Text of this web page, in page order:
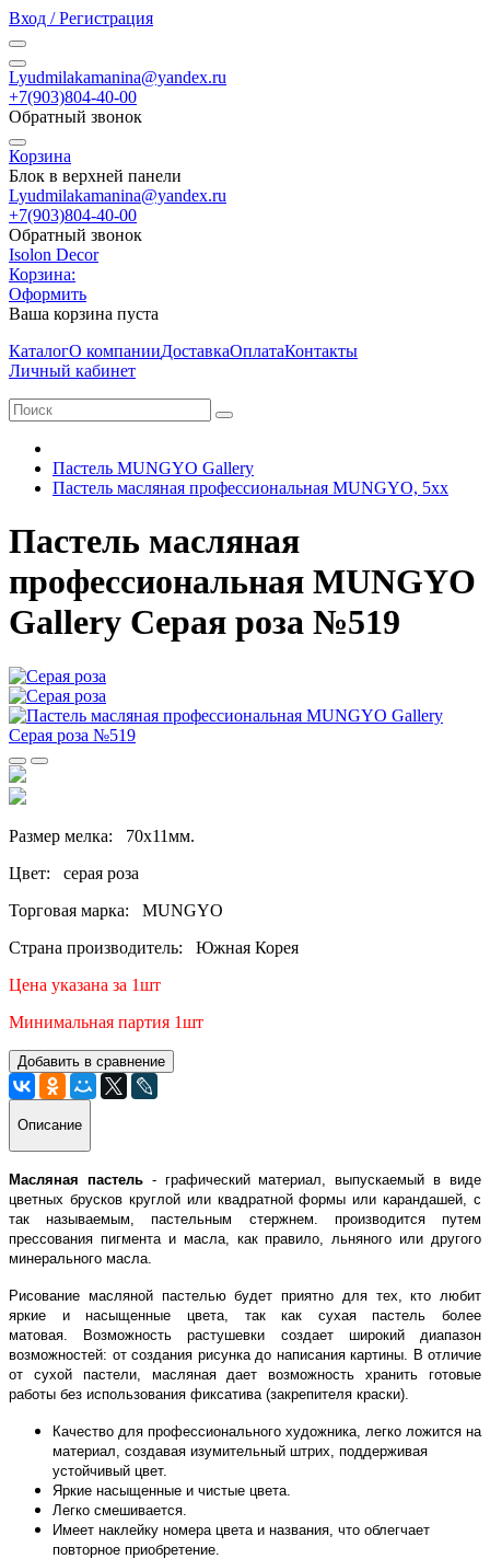
Вход / Регистрация
Lyudmilakamanina@yandex.ru
+7(903)804-40-00
Обратный звонок
Корзина
Блок в верхней панели
Lyudmilakamanina@yandex.ru
+7(903)804-40-00
Обратный звонок
Isolon Decor
Корзина:
Оформить
Ваша корзина пуста
КаталогО компанииДоставкаОплатаКонтакты
Личный кабинет
Пастель MUNGYO Gallery
Пастель масляная профессиональная MUNGYO, 5хх
Пастель масляная
профессиональная MUNGYO
Gallery Серая роза №519
Размер мелка: 70х11мм.
Цвет: серая роза
Торговая марка: MUNGYO
Страна производитель: Южная Корея
Цена указана за 1шт
Минимальная партия 1шт
Добавить в сравнение
Описание
Масляная пастель - графический материал, выпускаемый в виде
цветных брусков круглой или квадратной формы или карандашей, с
так называемым, пастельным стержнем. производится путем
прессования пигмента и масла, как правило, льняного или другого
минерального масла.
Рисование масляной пастелью будет приятно для тех, кто любит
яркие и насыщенные цвета, так как сухая пастель более
матовая. Возможность растушевки создает широкий диапазон
возможностей: от создания рисунка до написания картины. В отличие
от сухой пастели, масляная дает возможность хранить готовые
работы без использования фиксатива (закрепителя краски).
Качество для профессионального художника, легко ложится на
материал, создавая изумительный штрих, поддерживая
устойчивый цвет.
Яркие насыщенные и чистые цвета.
Легко смешивается.
Имеет наклейку номера цвета и названия, что облегчает
повторное приобретение.